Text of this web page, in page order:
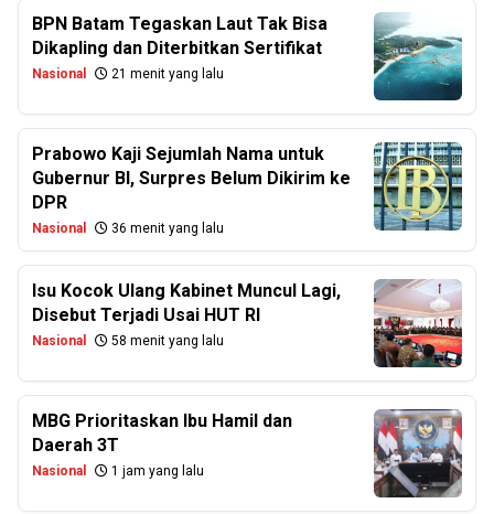
BPN Batam Tegaskan Laut Tak Bisa
Dikapling dan Diterbitkan Sertifikat
Nasional 21 menit yang lalu
Prabowo Kaji Sejumlah Nama untuk
Gubernur BI, Surpres Belum Dikirim ke
DPR
Nasional 36 menit yang lalu
Isu Kocok Ulang Kabinet Muncul Lagi,
Disebut Terjadi Usai HUT RI
Nasional 58 menit yang lalu
MBG Prioritaskan Ibu Hamil dan
Daerah 3T
Nasional 1 jam yang lalu